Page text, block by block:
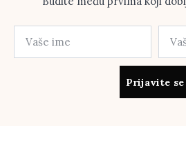
Prijavite se